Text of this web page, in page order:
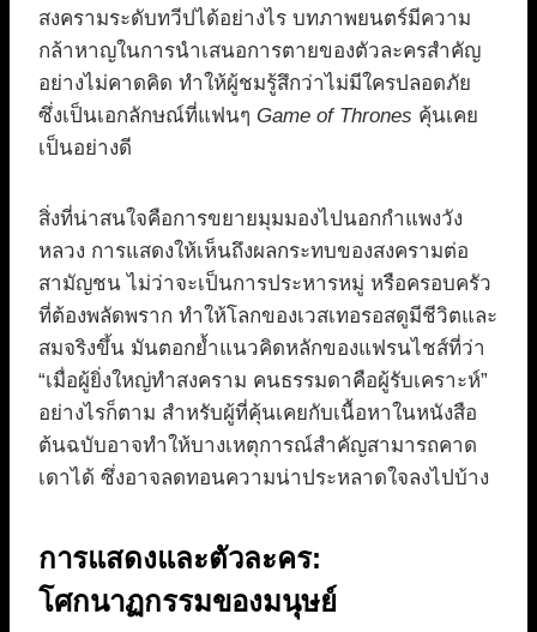
สงครามระดับทวีปได้อย่างไร บทภาพยนตร์มีความ
กล้าหาญในการนำเสนอการตายของตัวละครสำคัญ
อย่างไม่คาดคิด ทำให้ผู้ชมรู้สึกว่าไม่มีใครปลอดภัย
ซึ่งเป็นเอกลักษณ์ที่แฟนๆ Game of Thrones คุ้นเคย
เป็นอย่างดี
สิ่งที่น่าสนใจคือการขยายมุมมองไปนอกกำแพงวัง
หลวง การแสดงให้เห็นถึงผลกระทบของสงครามต่อ
สามัญชน ไม่ว่าจะเป็นการประหารหมู่ หรือครอบครัว
ที่ต้องพลัดพราก ทำให้โลกของเวสเทอรอสดูมีชีวิตและ
สมจริงขึ้น มันตอกย้ำแนวคิดหลักของแฟรนไชส์ที่ว่า
“เมื่อผู้ยิ่งใหญ่ทำสงคราม คนธรรมดาคือผู้รับเคราะห์”
อย่างไรก็ตาม สำหรับผู้ที่คุ้นเคยกับเนื้อหาในหนังสือ
ต้นฉบับอาจทำให้บางเหตุการณ์สำคัญสามารถคาด
เดาได้ ซึ่งอาจลดทอนความน่าประหลาดใจลงไปบ้าง
การแสดงและตัวละคร:
โศกนาฏกรรมของมนุษย์